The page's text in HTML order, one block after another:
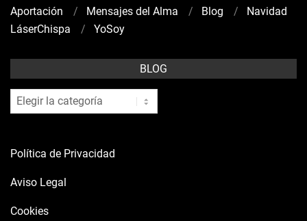
Aportación Mensajes del Alma Blog
Navidad
LáserChispa
YoSoy
BLOG
blog
Política de Privacidad
Aviso Legal
Cookies